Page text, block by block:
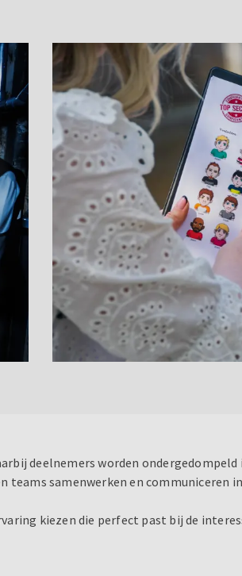
deelnemers worden
samenwerken en communiceren
kiezen die perfect past bij de